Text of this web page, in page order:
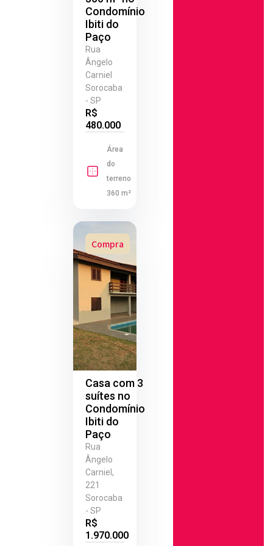
Condomínio
Ibiti do
Paço
Rua
Ângelo
Carniel
Sorocaba
- SP
R$
480.000
Área
do
terreno
360 m²
Compra
Casa com 3
suítes no
Condomínio
Ibiti do
Paço
Rua
Ângelo
Carniel,
221
Sorocaba
- SP
R$
1.970.000